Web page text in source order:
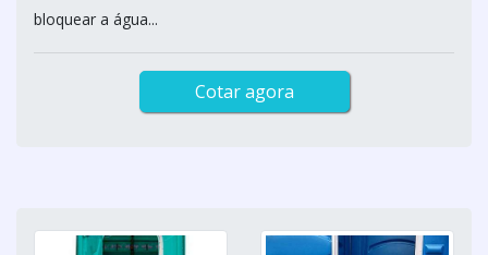
bloquear a água...
Cotar agora